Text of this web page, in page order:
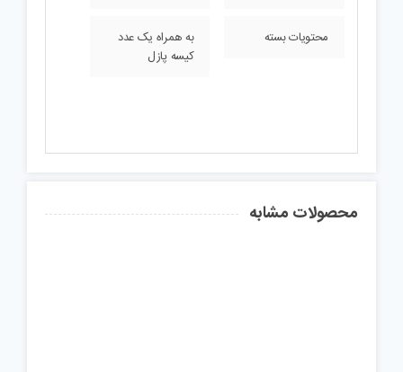
محتویات بسته
به همراه یک عدد
کیسه پازل
محصولات مشابه